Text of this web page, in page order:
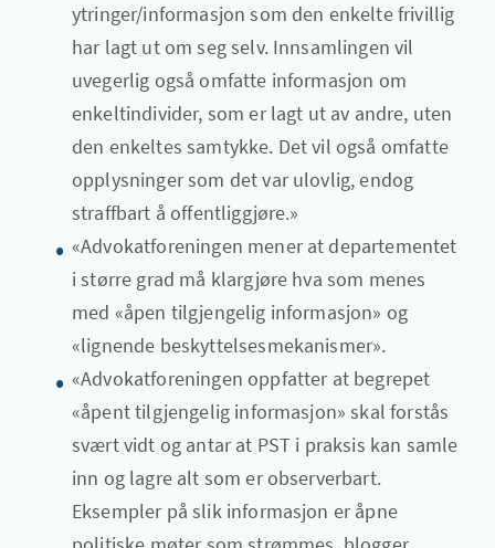
ytringer/informasjon som den enkelte frivillig
har lagt ut om seg selv. Innsamlingen vil
uvegerlig også omfatte informasjon om
enkeltindivider, som er lagt ut av andre, uten
den enkeltes samtykke. Det vil også omfatte
opplysninger som det var ulovlig, endog
straffbart å offentliggjøre.»
«Advokatforeningen mener at departementet
i større grad må klargjøre hva som menes
med «åpen tilgjengelig informasjon» og
«lignende beskyttelsesmekanismer».
«Advokatforeningen oppfatter at begrepet
«åpent tilgjengelig informasjon» skal forstås
svært vidt og antar at PST i praksis kan samle
inn og lagre alt som er observerbart.
Eksempler på slik informasjon er åpne